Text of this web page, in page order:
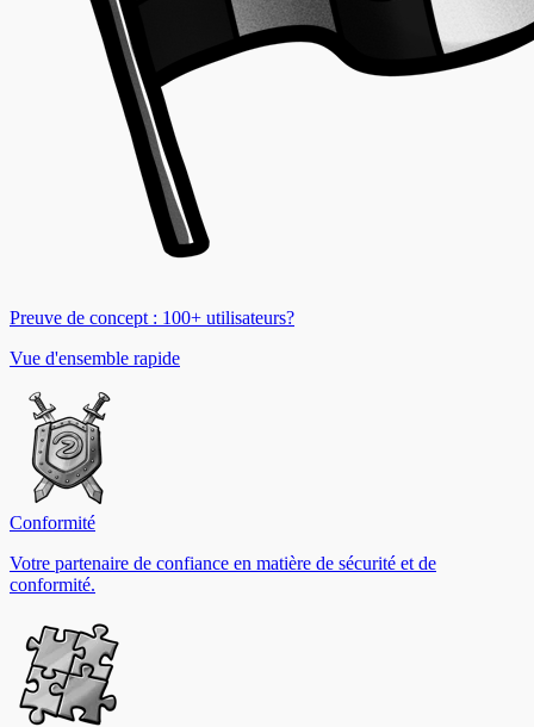
Preuve de concept : 100+ utilisateurs?
Vue d'ensemble rapide
Conformité
Votre partenaire de confiance en matière de sécurité et de
conformité.